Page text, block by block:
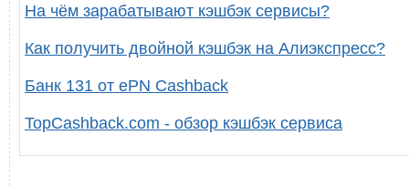
На чём зарабатывают кэшбэк сервисы?
Как получить двойной кэшбэк на Алиэкспресс?
Банк 131 от ePN Cashback
TopCashback.com - обзор кэшбэк сервиса